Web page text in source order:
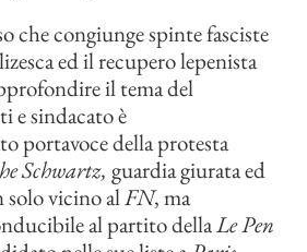
che congiunge spinte fasciste
ed il recupero lepenista
il tema del
e sindacato è
portavoce della protesta
Schwartz, guardia giurata ed
vicino alFN, ma
al partito dellaLe Pen